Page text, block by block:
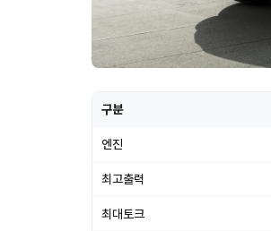
구분
엔진
최고출력
최대토크